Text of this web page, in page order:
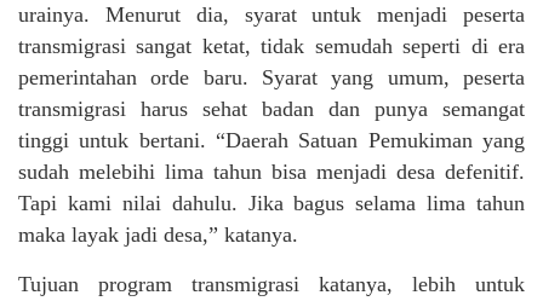
urainya. Menurut dia, syarat untuk menjadi peserta
transmigrasi sangat ketat, tidak semudah seperti di era
pemerintahan orde baru. Syarat yang umum, peserta
transmigrasi harus sehat badan dan punya semangat
tinggi untuk bertani. “Daerah Satuan Pemukiman yang
sudah melebihi lima tahun bisa menjadi desa defenitif.
Tapi kami nilai dahulu. Jika bagus selama lima tahun
maka layak jadi desa,” katanya.
Tujuan program transmigrasi katanya, lebih untuk